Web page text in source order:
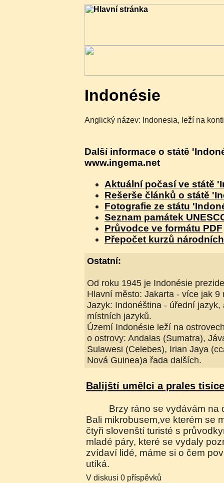
Indonésie
Anglický název: Indonesia, leží na
Další informace o státě
www.ingema.net
Aktuální počasí ve státě
Rešerše článků o státě
Fotografie ze státu
Seznam památek
Průvodce ve formátu PDF
Přepočet kurzů
Ostatní:
Od roku 1945 je Indonésie
Hlavní město: Jakarta - více jak 9
Jazyk: Indonéština - úřední jazyk,
místních jazyků.
Území Indonésie leží na
o ostrovy: Andalas (Sumatra),
Sulawesi (Celebes), Irian Jaya
Nová Guinea)a řada dalších.
Balijští umělci a prales
Brzy ráno se vydávám na další cestu po ostrově
Bali mikrobusem,ve kterém se
čtyři slovenští turisté s
mladé páry, které se vydaly
zvídaví lidé, máme si o čem
utíká.
V diskusi 0 příspěvků